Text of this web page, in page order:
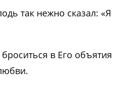
так нежно сказал: «Я
в Его объятия